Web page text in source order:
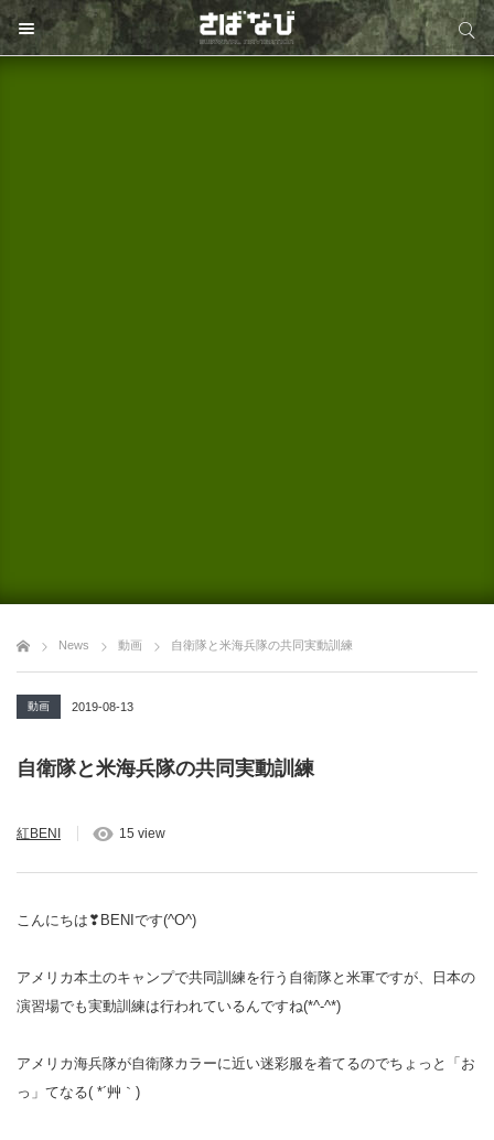
サイト内検索
News 動画 自衛隊と米海兵隊の共同実動訓練
動画 2019-08-13
自衛隊と米海兵隊の共同実動訓練
紅BENI 15 view
こんにちは❣BENIです(^O^)
アメリカ本土のキャンプで共同訓練を行う自衛隊と米軍ですが、日本の
演習場でも実動訓練は行われているんですね(*^-^*)
アメリカ海兵隊が自衛隊カラーに近い迷彩服を着てるのでちょっと「お
っ」てなる( *´艸｀)